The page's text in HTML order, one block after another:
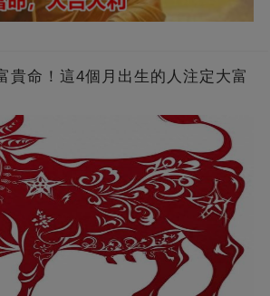
貴命！這4個月出生的人注定大富